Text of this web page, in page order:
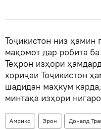
Тоҷикистон низ ҳамин
мақомот дар робита
Теҳрон изҳори
хориҷаи Тоҷикистон
шадидан маҳкум
минтақа изҳори
Амрико Эрон Доналд